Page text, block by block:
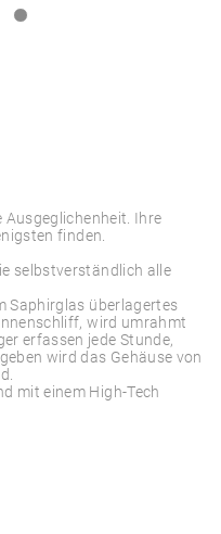
Ausgeglichenheit. Ihre
finden.
selbstverständlich alle
Saphirglas überlagertes
wird umrahmt
erfassen jede Stunde,
wird das Gehäuse von
mit einem High-Tech